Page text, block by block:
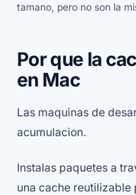
tamano, pero no son la
Por que la
en Mac
Las maquinas de
acumulacion.
Instalas paquetes a
una cache reutilizable